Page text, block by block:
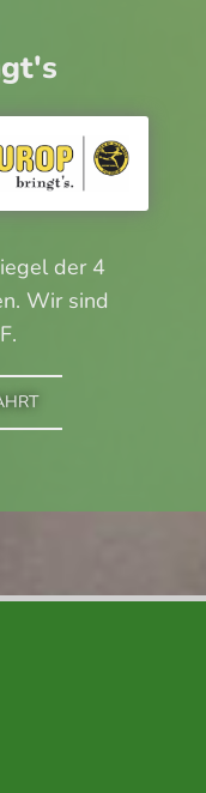
der 4
Wir sind